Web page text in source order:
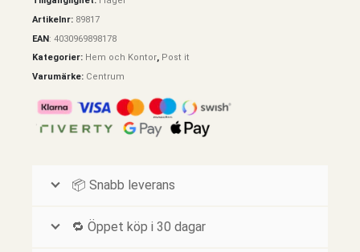
Artikelnr: 89817
EAN: 4030969898178
Kategorier: Hem och Kontor, Post it
Varumärke: Centrum
📦 Snabb leverans
🔁 Öppet köp i 30 dagar